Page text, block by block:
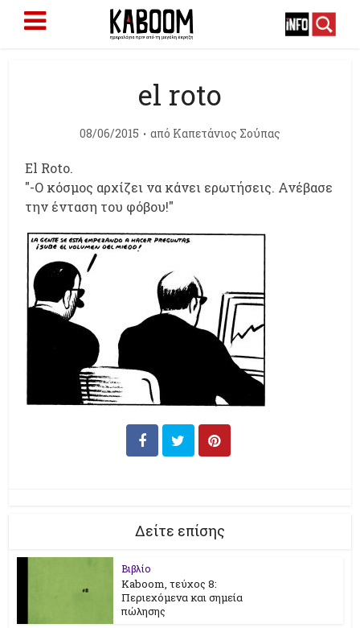
el roto
08/06/2015 από Καπετάνιος Σούπας
El Roto.
"-Ο κόσμος αρχίζει να κάνει ερωτήσεις. Ανέβασε
την ένταση του φόβου!"
Δείτε επίσης
Βιβλίο
Kaboom, τεύχος 8:
Περιεχόμενα και σημεία
πώλησης